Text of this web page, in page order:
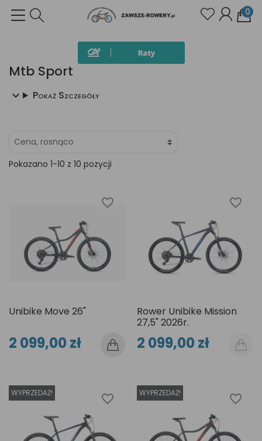
0
Mtb Sport
Pokaż Szczegóły
Pokazano 1-10 z 10 pozycji
favorite_border
Unibike Move 26"
2 099,00 zł
favorite_border
Rower Unibike Mission
27,5" 2026r.
2 099,00 zł
WYPRZEDAŻ! favorite_border WYPRZEDAŻ! favorite_border